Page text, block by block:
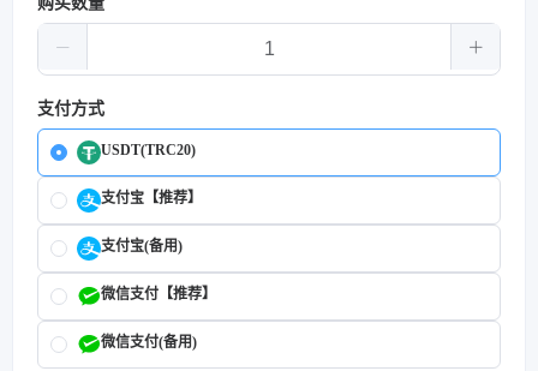
支付方式
USDT(TRC20)
支付宝【推荐】
支付宝(备用)
微信支付【推荐】
微信支付(备用)